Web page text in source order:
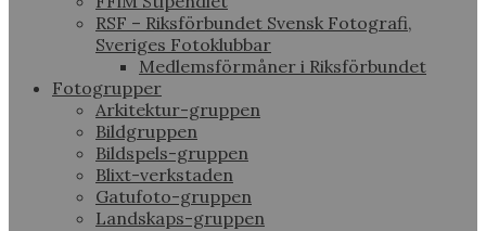
RSF – Riksförbundet Svensk Fotografi,
Sveriges Fotoklubbar
Medlemsförmåner i Riksförbundet
Fotogrupper
Arkitektur-gruppen
Bildgruppen
Bildspels-gruppen
Blixt-verkstaden
Gatufoto-gruppen
Landskaps-gruppen